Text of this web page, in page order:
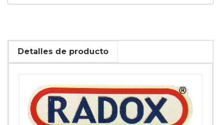
Detalles de producto